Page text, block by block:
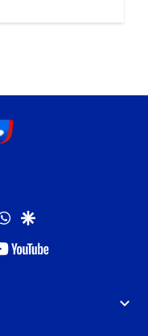
whatsapp
google
youtube-